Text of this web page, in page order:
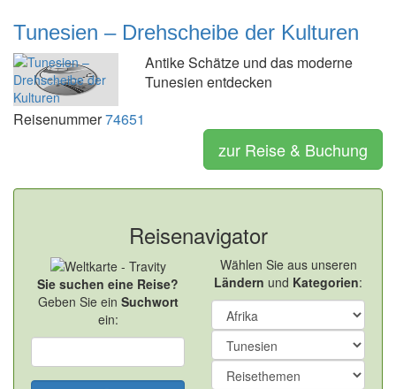
Tunesien – Drehscheibe der Kulturen
Antike Schätze und das moderne
Tunesien entdecken
Reisenummer74651
zur Reise & Buchung
Reisenavigator
Sie suchen eine Reise?
Geben Sie ein Suchwort
ein:
Wählen Sie aus unseren
Ländern und Kategorien: